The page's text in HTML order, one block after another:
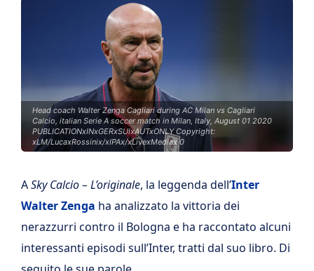
Head coach Walter Zenga Cagliari during AC Milan vs Cagliari
Calcio, italian Serie A soccer match in Milan, Italy, August 01 2020
PUBLICATIONxINxGERxSUIxAUTxONLY Copyright:
xLM/LucaxRossinix/xIPAx/xLivexMediax 0
ASky Calcio – L’originale, la leggenda dell’Inter
Walter Zenga ha analizzato la vittoria dei
nerazzurri contro il Bologna e ha raccontato alcuni
interessanti episodi sull’Inter, tratti dal suo libro. Di